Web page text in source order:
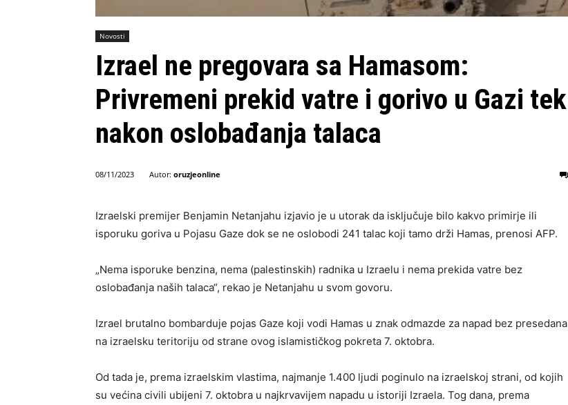
Novosti
Izrael ne pregovara sa Hamasom:
Privremeni prekid vatre i gorivo u Gazi tek
nakon oslobađanja talaca
08/11/2023 Autor: oruzjeonline
Izraelski premijer Benjamin Netanjahu izjavio je u utorak da isključuje bilo kakvo primirje ili
isporuku goriva u Pojasu Gaze dok se ne oslobodi 241 talac koji tamo drži Hamas, prenosi AFP.
„Nema isporuke benzina, nema (palestinskih) radnika u Izraelu i nema prekida vatre bez
oslobađanja naših talaca“, rekao je Netanjahu u svom govoru.
Izrael brutalno bombarduje pojas Gaze koji vodi Hamas u znak odmazde za napad bez presedana
na izraelsku teritoriju od strane ovog islamističkog pokreta 7. oktobra.
Od tada je, prema izraelskim vlastima, najmanje 1.400 ljudi poginulo na izraelskoj strani, od kojih
su većina civili ubijeni 7. oktobra u najkrvavijem napadu u istoriji Izraela. Tog dana, prema